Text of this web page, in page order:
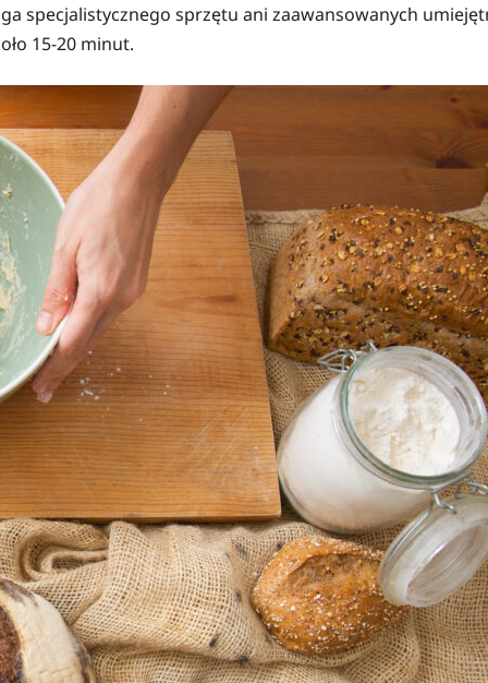
specjalistycznego sprzętu ani zaawansowanych
15-20 minut.